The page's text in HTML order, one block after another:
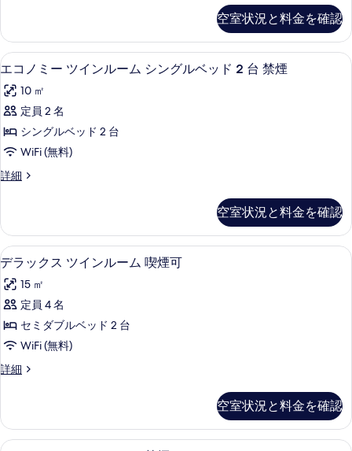
る
て
の
写
真
を
表
示
す
ル
ー
ム
シ
ン
グ
ル
ベ
2
台
喫
煙
可
の
す
べ
の
写
ー
ツ
イ
ル
ー
シ
ン
ル
台
喫
煙
可
の
詳
空室状況と料金を確認
エ
コ
ノ
ミ
ー
イ
ル
ー
ム
シ
ン
グ
ル
ベ
2
2
エコノミー ツインルーム シングルベッド 2 台 禁煙
10 ㎡
定員 2 名
シングルベッド 2 台
WiFi (無料)
詳細
エ
ー
ツ
イ
ル
ー
シ
ン
ル
台
空室状況と料金を確認
デ
ラ
ッ
ク
ス
イ
ル
ー
3
デラックス ツインルーム 喫煙可
15 ㎡
定員 4 名
セミダブルベッド 2 台
WiFi (無料)
詳細
デ
ス
ツ
空室状況と料金を確認